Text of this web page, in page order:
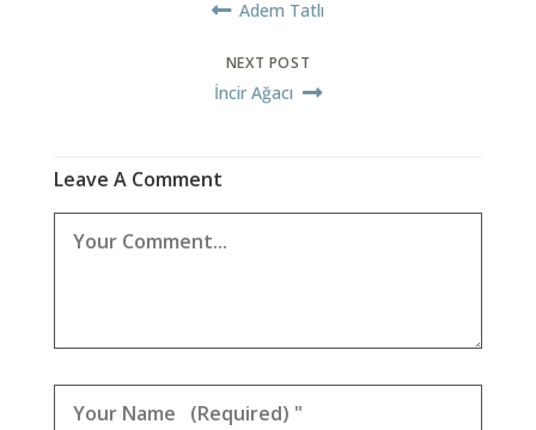
Adem Tatlı
NEXT POST
İncir Ağacı
Leave A Comment